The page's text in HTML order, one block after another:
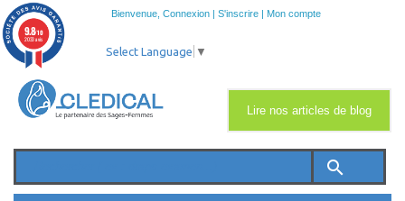
Bienvenue, Connexion | S'inscrire | Mon compte
search
Lire nos articles de blog
Select Language ▼
9.8/10
2033 avis